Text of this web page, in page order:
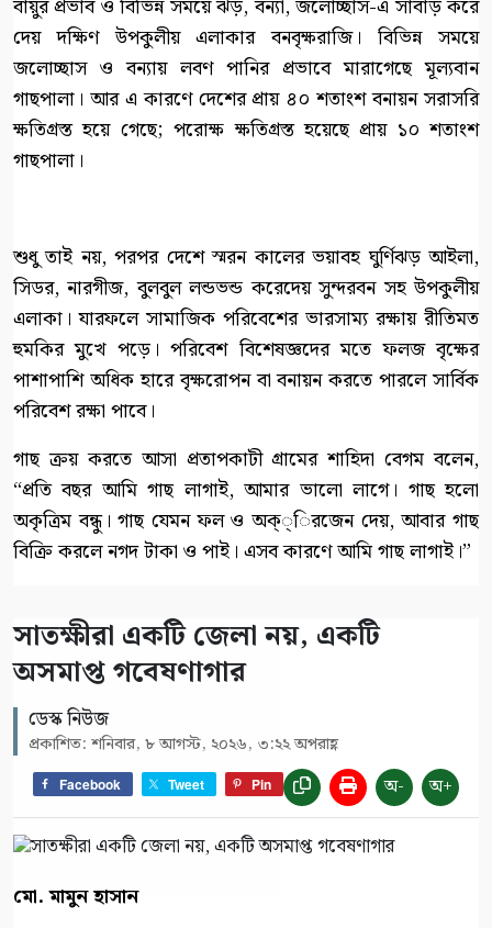
বায়ুর প্রভাব ও বিভিন্ন সময়ে ঝড়, বন্যা, জলোচ্ছাস-এ সাবাড় করে
দেয় দক্ষিণ উপকুলীয় এলাকার বনবৃক্ষরাজি। বিভিন্ন সময়ে
জলোচ্ছাস ও বন্যায় লবণ পানির প্রভাবে মারাগেছে মূল্যবান
গাছপালা। আর এ কারণে দেশের প্রায় ৪০ শতাংশ বনায়ন সরাসরি
ক্ষতিগ্রস্ত হয়ে গেছে; পরোক্ষ ক্ষতিগ্রস্ত হয়েছে প্রায় ১০ শতাংশ
গাছপালা।
শুধু তাই নয়, পরপর দেশে স্মরন কালের ভয়াবহ ঘুর্ণিঝড় আইলা,
সিডর, নারগীজ, বুলবুল লন্ডভন্ড করেদেয় সুন্দরবন সহ উপকুলীয়
এলাকা। যারফলে সামাজিক পরিবেশের ভারসাম্য রক্ষায় রীতিমত
হুমকির মুখে পড়ে। পরিবেশ বিশেষজ্ঞদের মতে ফলজ বৃক্ষের
পাশাপাশি অধিক হারে বৃক্ষরোপন বা বনায়ন করতে পারলে সার্বিক
পরিবেশ রক্ষা পাবে।
গাছ ক্রয় করতে আসা প্রতাপকাটী গ্রামের শাহিদা বেগম বলেন,
“প্রতি বছর আমি গাছ লাগাই, আমার ভালো লাগে। গাছ হলো
অকৃত্রিম বন্ধু। গাছ যেমন ফল ও অক্্িরজেন দেয়, আবার গাছ
বিক্রি করলে নগদ টাকা ও পাই। এসব কারণে আমি গাছ লাগাই।”
সাতক্ষীরা একটি জেলা নয়, একটি
অসমাপ্ত গবেষণাগার
ডেস্ক নিউজ
প্রকাশিত: শনিবার, ৮ আগস্ট, ২০২৬, ৩:২২ অপরাহ্ণ
Facebook Tweet Pin অ- অ+
মো. মামুন হাসান